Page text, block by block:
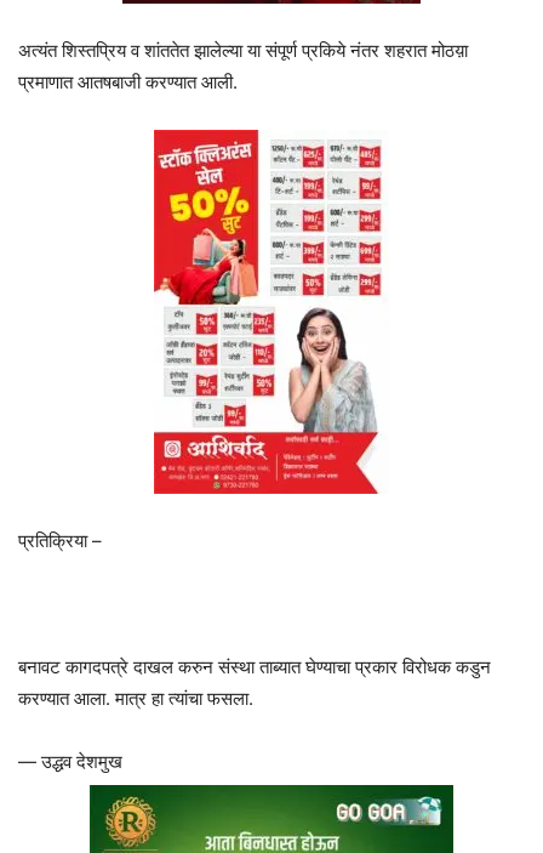
अत्यंत शिस्तप्रिय व शांततेत झालेल्या या संपूर्ण प्रकिये नंतर शहरात मोठय़ा
प्रमाणात आतषबाजी करण्यात आली.
प्रतिक्रिया –
बनावट कागदपत्रे दाखल करुन संस्था ताब्यात घेण्याचा प्रकार विरोधक कडुन
करण्यात आला. मात्र हा त्यांचा फसला.
— उद्धव देशमुख